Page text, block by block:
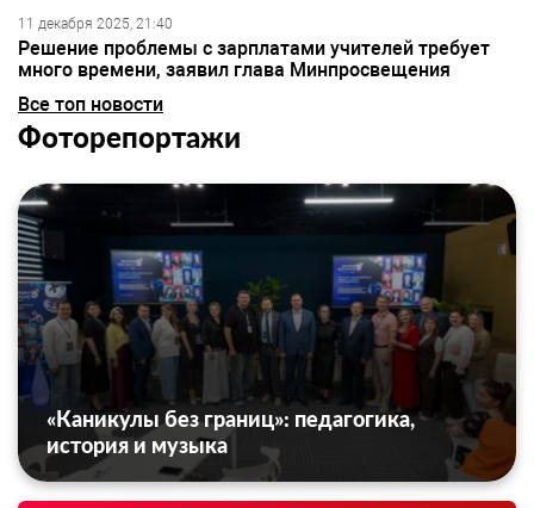
11 декабря 2025, 21:40
Решение проблемы с зарплатами учителей требует
много времени, заявил глава Минпросвещения
Все топ новости
Фоторепортажи
«Каникулы без границ»: педагогика,
история и музыка